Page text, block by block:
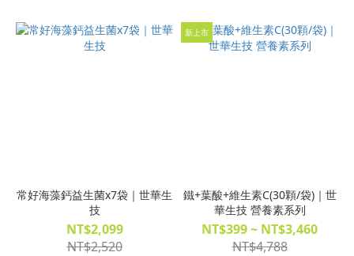
常好海藻鈣益生菌x7袋｜世華生
技
NT$2,099
NT$2,520
新上市
鐵+葉酸+維生素C(30顆/袋)｜世
華生技 營養素系列
NT$399 ~ NT$3,460
NT$4,788